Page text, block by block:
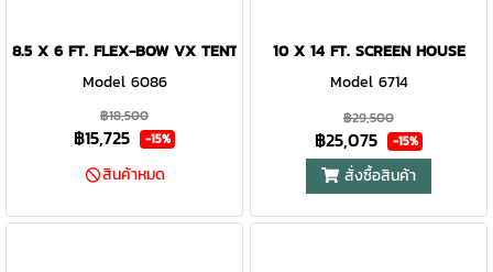
8.5 X 6 FT. FLEX-BOW VX TENT
Model 6086
฿18,500
฿15,725 -15%
สินค้าหมด
10 X 14 FT. SCREEN HOUSE
Model 6714
฿29,500
฿25,075 -15%
สั่งซื้อสินค้า